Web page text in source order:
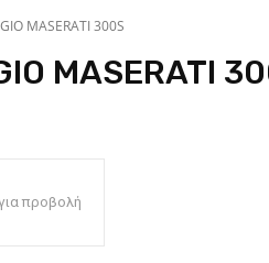
MASERATI 300S
MASERATI
προβολή